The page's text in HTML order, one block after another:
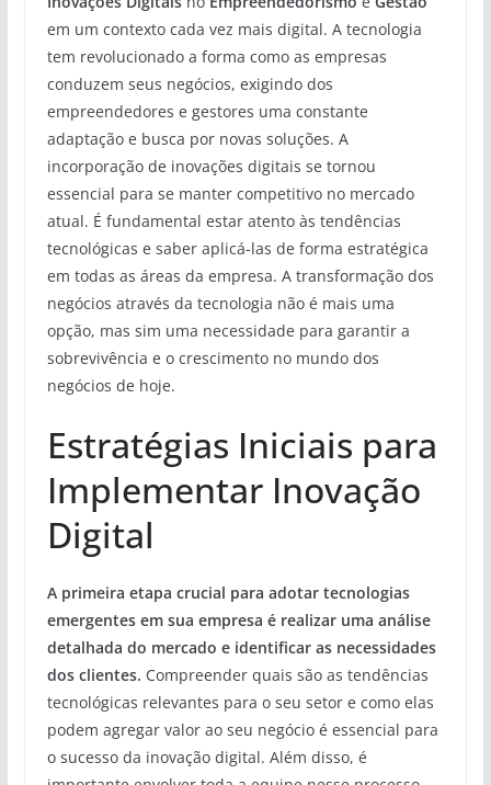
em um contexto cada vez mais digital. A tecnologia
tem revolucionado a forma como as empresas
conduzem seus negócios, exigindo dos
empreendedores e gestores uma constante
adaptação e busca por novas soluções. A
incorporação de inovações digitais se tornou
essencial para se manter competitivo no mercado
atual. É fundamental estar atento às tendências
tecnológicas e saber aplicá-las de forma estratégica
em todas as áreas da empresa. A transformação dos
negócios através da tecnologia não é mais uma
opção, mas sim uma necessidade para garantir a
sobrevivência e o crescimento no mundo dos
negócios de hoje.
Estratégias Iniciais para
Implementar Inovação
Digital
A primeira etapa crucial para adotar tecnologias
emergentes em sua empresa é realizar uma análise
detalhada do mercado e identificar as necessidades
dos clientes. Compreender quais são as tendências
tecnológicas relevantes para o seu setor e como elas
podem agregar valor ao seu negócio é essencial para
o sucesso da inovação digital. Além disso, é